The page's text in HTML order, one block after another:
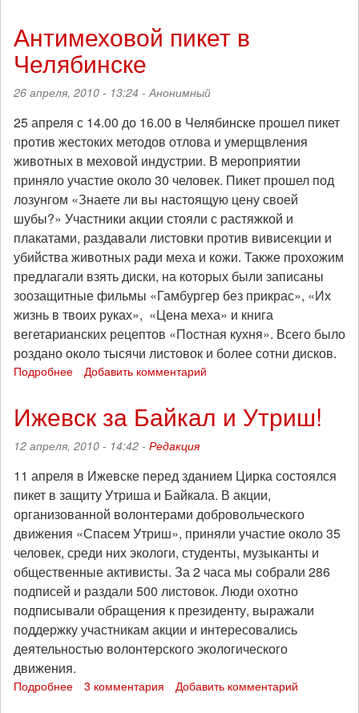
без
жестокости"
Антимеховой пикет в
Челябинске
26 апреля, 2010 - 13:24 -Анонимный
25 апреля с 14.00 до 16.00 в Челябинске прошел пикет
против жестоких методов отлова и умерщвления
животных в меховой индустрии. В мероприятии
приняло участие около 30 человек. Пикет прошел под
лозунгом «Знаете ли вы настоящую цену своей
шубы?» Участники акции стояли с растяжкой и
плакатами, раздавали листовки против вивисекции и
убийства животных ради меха и кожи. Также прохожим
предлагали взять диски, на которых были записаны
зоозащитные фильмы «Гамбургер без прикрас», «Их
жизнь в твоих руках», «Цена меха» и книга
вегетарианских рецептов «Постная кухня». Всего было
роздано около тысячи листовок и более сотни дисков.
Подробнее
в
Добавить комментарий
Ижевск за Байкал и Утриш!
12 апреля, 2010 - 14:42 - Редакция
11 апреля в Ижевске перед зданием Цирка состоялся
пикет в защиту Утриша и Байкала. В акции,
организованной волонтерами добровольческого
движения «Спасем Утриш», приняли участие около 35
человек, среди них экологи, студенты, музыканты и
общественные активисты. За 2 часа мы собрали 286
подписей и раздали 500 листовок. Люди охотно
подписывали обращения к президенту, выражали
поддержку участникам акции и интересовались
деятельностью волонтерского экологического
движения.
Подробнее 3 комментария Добавить комментарий